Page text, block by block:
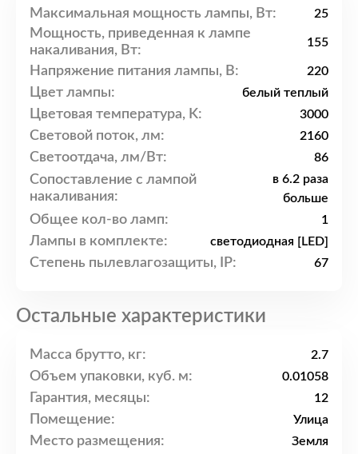
Максимальная мощность лампы, Вт: 25
Мощность, приведенная к лампе
накаливания, Вт:
155
Напряжение питания лампы, В: 220
Цвет лампы: белый теплый
Цветовая температура, K: 3000
Световой поток, лм: 2160
Светоотдача, лм/Вт: 86
Сопоставление с лампой
накаливания:
в 6.2 раза
больше
Общее кол-во ламп: 1
Лампы в комплекте: светодиодная [LED]
Степень пылевлагозащиты, IP: 67
Остальные характеристики
Масса брутто, кг: 2.7
Объем упаковки, куб. м: 0.01058
Гарантия, месяцы: 12
Помещение: Улица
Место размещения: Земля